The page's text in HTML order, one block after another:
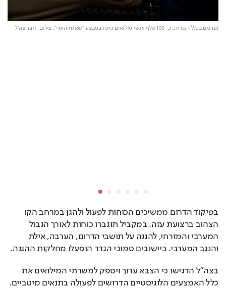
נערכים בכלל הגזרות: כ-100 אלף אנשי מילואים גויסו במבצע "שאגת הארי", צילום: דובר צה"ל
והנגב המערבי. ביישובים סמוכי הגדר הופעלו מחלקות ההגנה.
כלל האמצעים הלוגיסטיים הדרושים לפעולה בתנאים מיטביים.